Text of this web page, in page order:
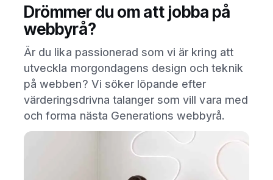
Drömmer du om att jobba på
webbyrå?
Är du lika passionerad som vi är kring att
utveckla morgondagens design och teknik
på webben? Vi söker löpande efter
värderingsdrivna talanger som vill vara med
och forma nästa Generations webbyrå.